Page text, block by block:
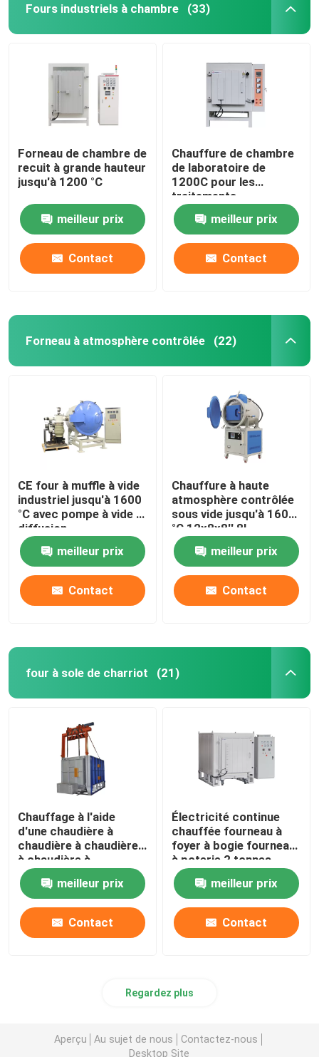
Fours industriels à chambre (33)
Forneau de chambre de
recuit à grande hauteur
jusqu'à 1200 °C
meilleur prix
Contact
Chauffure de chambre
de laboratoire de
1200C pour les
traitements
thermiques
W600xD400xH400mm
meilleur prix
Contact
Forneau à atmosphère contrôlée (22)
CE four à muffle à vide
industriel jusqu'à 1600
°C avec pompe à vide à
diffusion
meilleur prix
Contact
Chauffure à haute
atmosphère contrôlée
sous vide jusqu'à 1600
°C 12x8x8′′ 8L
meilleur prix
Contact
four à sole de charriot (21)
Chauffage à l'aide
d'une chaudière à
chaudière à chaudière
à chaudière à
chaudière
meilleur prix
Contact
Électricité continue
chauffée fourneau à
foyer à bogie fourneau
à poterie 2 tonnes
meilleur prix
Contact
Regardez plus
Aperçu Au sujet de nous
Contactez-nous
Desktop Site